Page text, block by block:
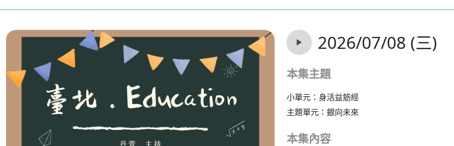
2026/07/08 (三)
本集主題
小單元：身活益筋經
主題單元：銀向未來
本集內容